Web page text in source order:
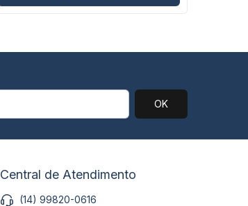
Central de Atendimento
(14) 99820-0616